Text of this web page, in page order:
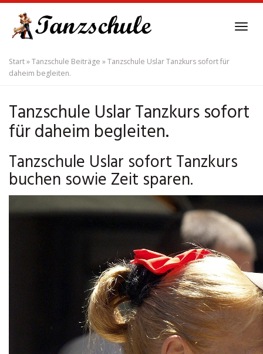
main
content
Start»Tanzschule Beiträge »Tanzschule Uslar Tanzkurs sofort für
daheim begleiten.
Tanzschule Uslar Tanzkurs sofort
für daheim begleiten.
Tanzschule Uslar sofort Tanzkurs
buchen sowie Zeit sparen.